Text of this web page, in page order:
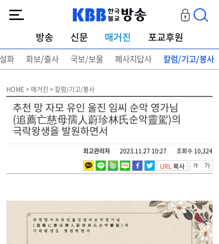
방송 신문 매거진 포교후원
화 화보/출사 국보/보물 폐사지답사 칼럼/기고/봉사
HOME > 매거진 > 칼럼/기고/봉사
추천 망 자모 유인 울진 임씨 순악 영가님
(追薦亡慈母孺人蔚珍林氏순악靈駕)의
극락왕생을 발원하면서
조회수 10,324
2023.11.27 10:27
최고관리자
URL복사